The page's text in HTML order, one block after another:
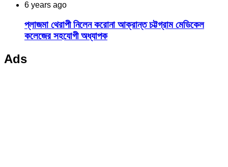
6 years ago
প্লাজমা থেরাপী নিলেন করোনা আক্রান্ত চট্টগ্রাম মেডিকেল
কলেজের সহযোগী অধ্যাপক
Ads